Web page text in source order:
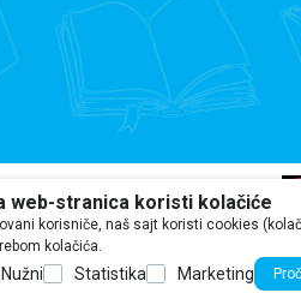
Iako se trudimo da budemo tačni,
web-stranica koristi kolačiće
korisniče, naš sajt koristi cookies
kolačića.
Nužni Statistika Marketing